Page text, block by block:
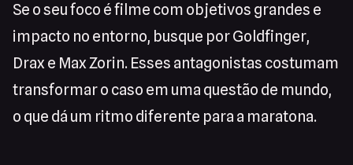
Se o seu foco é filme com objetivos grandes e
impacto no entorno, busque por Goldfinger,
Drax e Max Zorin. Esses antagonistas costumam
transformar o caso em uma questão de mundo,
o que dá um ritmo diferente para a maratona.